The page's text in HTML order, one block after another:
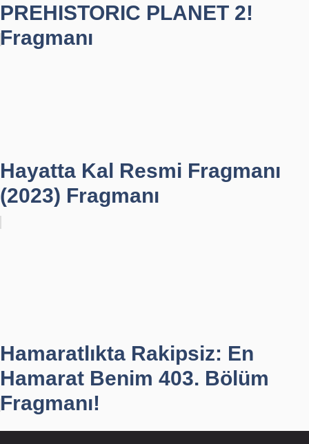
PREHISTORIC PLANET 2!
Fragmanı
Hayatta Kal Resmi Fragmanı
(2023) Fragmanı
Hamaratlıkta Rakipsiz: En
Hamarat Benim 403. Bölüm
Fragmanı!